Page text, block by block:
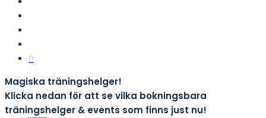
0
Magiska träningshelger!
Klicka nedan för att se vilka bokningsbara
träningshelger & events som finns just nu!